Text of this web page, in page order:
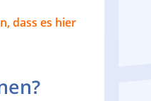
dass es hier